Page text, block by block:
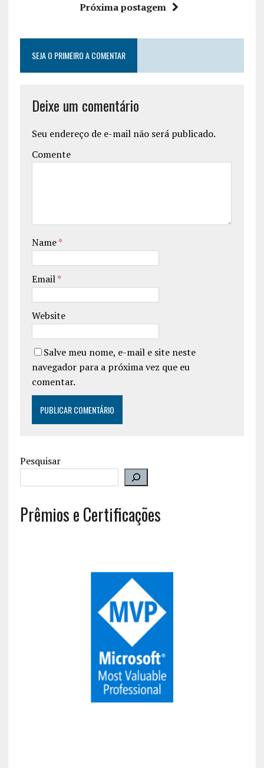
Próxima postagem
SEJA O PRIMEIRO A COMENTAR
Deixe um comentário
Seu endereço de e-mail não será publicado.
Comente
Name*
Email*
Website
Salve meu nome, e-mail e site neste
navegador para a próxima vez que eu
comentar.
Pesquisar
Prêmios e Certificações